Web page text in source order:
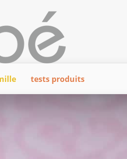
tests produits